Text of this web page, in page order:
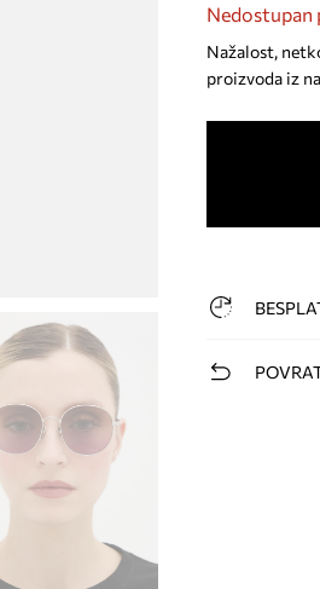
Nedostupan
Nažalost,
proizvoda iz